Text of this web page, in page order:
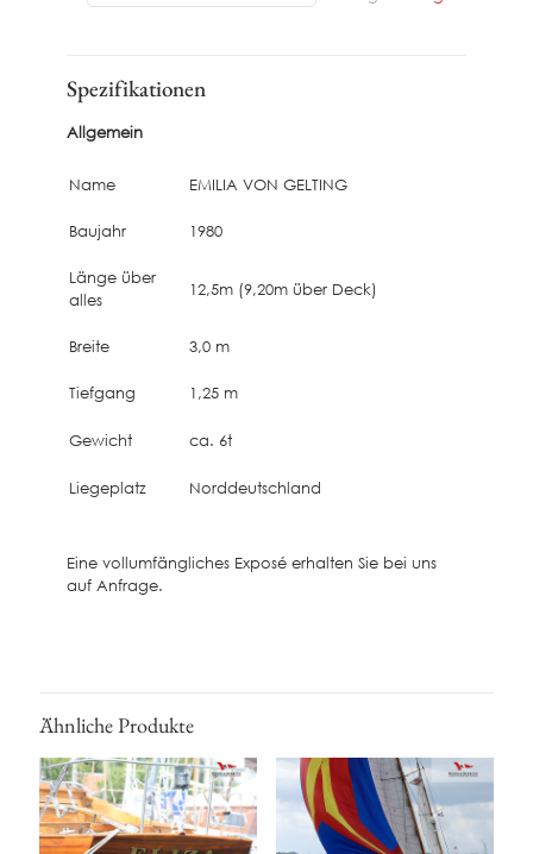
Spezifikationen
Allgemein
Name EMILIA VON GELTING
Baujahr 1980
Länge über
alles
12,5m (9,20m über Deck)
Breite 3,0 m
Tiefgang 1,25 m
Gewicht ca. 6t
Liegeplatz Norddeutschland
Eine vollumfängliches Exposé erhalten Sie bei uns
auf Anfrage.
Ähnliche Produkte